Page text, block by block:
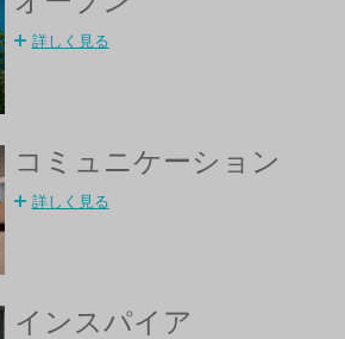
詳しく見る
コミュニケーション
詳しく見る
インスパイア